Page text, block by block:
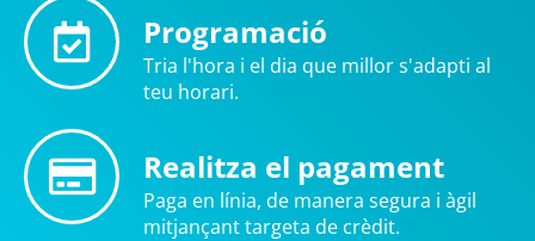
Programació
Tria l'hora i el dia que millor s'adapti al
teu horari.
Realitza el pagament
Paga en línia, de manera segura i àgil
mitjançant targeta de crèdit.